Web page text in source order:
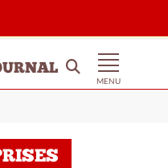
MENU